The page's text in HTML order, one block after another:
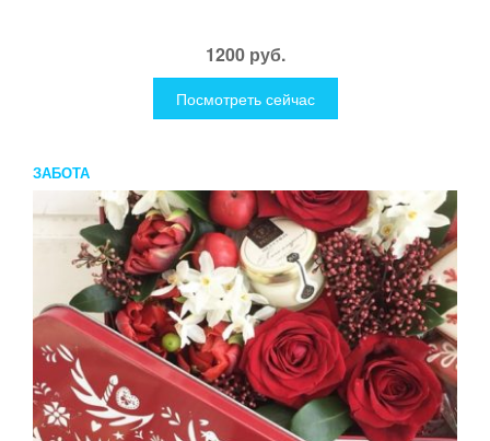
1200 руб.
Посмотреть сейчас
ЗАБОТА